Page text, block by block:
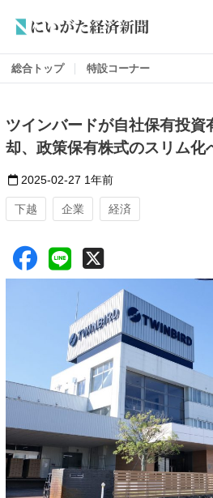
総合トップ 特設コーナー
ツインバードが自社保有投資
却、政策保有株式のスリム化
2025-02-27 1年前
下越 企業 経済